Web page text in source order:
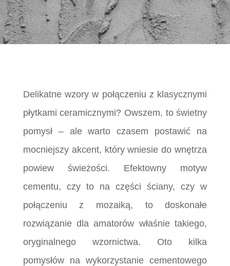
Delikatne wzory w połączeniu z klasycznymi
płytkami ceramicznymi? Owszem, to świetny
pomysł – ale warto czasem postawić na
mocniejszy akcent, który wniesie do wnętrza
powiew świeżości. Efektowny motyw
cementu, czy to na części ściany, czy w
połączeniu z mozaiką, to doskonałe
rozwiązanie dla amatorów właśnie takiego,
oryginalnego wzornictwa. Oto kilka
pomysłów na wykorzystanie cementowego